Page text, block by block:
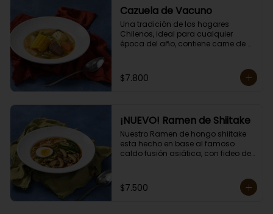
Cazuela de Vacuno
Una tradición de los hogares
Chilenos, ideal para cualquier
época del año, contiene carne de
Porción individual lista para servir
de 400 grs. Cero lacto.
$7.800
¡NUEVO! Ramen de Shiitake
Nuestro Ramen de hongo shiitake
esta hecho en base al famoso
caldo fusión asiática, con fideo de
choclo y sésamo.
Porción de 750 grs.
$7.500